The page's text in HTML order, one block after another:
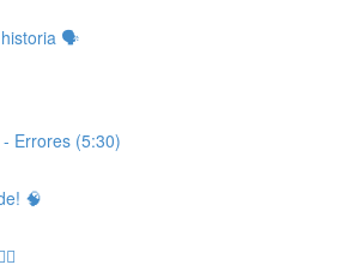
historia 🗣️
Errores (5:30)
🧠